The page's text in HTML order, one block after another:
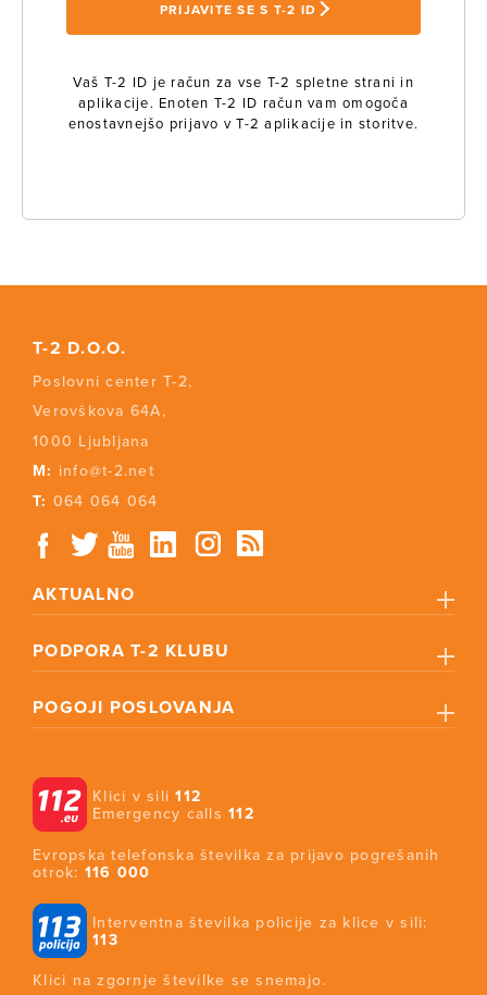
PRIJAVITE SE S T-2 ID
Vaš T-2 ID je račun za vse T-2 spletne strani in
aplikacije. Enoten T-2 ID račun vam omogoča
enostavnejšo prijavo v T-2 aplikacije in storitve.
T-2 D.O.O.
Poslovni center T-2,
Verovškova 64A,
1000 Ljubljana
M: info@t-2.net
T: 064 064 064
AKTUALNO
PODPORA T-2 KLUBU
POGOJI POSLOVANJA
Klici v sili112
Emergency calls112
Evropska telefonska številka za prijavo pogrešanih
otrok: 116 000
Interventna številka policije za klice v sili:
113
Klici na zgornje številke se snemajo.